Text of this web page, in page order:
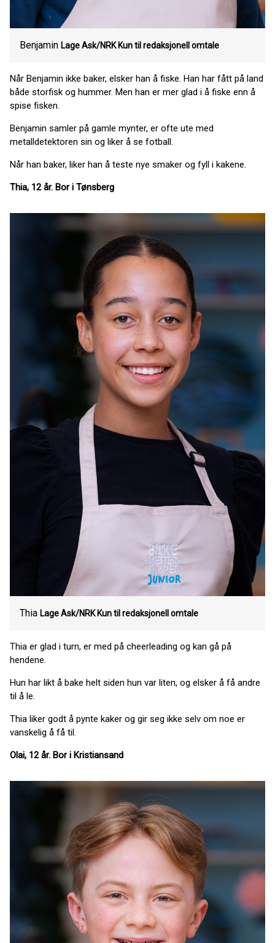
Benjamin Lage Ask/NRK Kun til redaksjonell omtale
Når Benjamin ikke baker, elsker han å fiske. Han har fått på land
både storfisk og hummer. Men han er mer glad i å fiske enn å
spise fisken.
Benjamin samler på gamle mynter, er ofte ute med
metalldetektoren sin og liker å se fotball.
Når han baker, liker han å teste nye smaker og fyll i kakene.
Thia, 12 år. Bor i Tønsberg
Thia Lage Ask/NRK Kun til redaksjonell omtale
Thia er glad i turn, er med på cheerleading og kan gå på
hendene.
Hun har likt å bake helt siden hun var liten, og elsker å få andre
til å le.
Thia liker godt å pynte kaker og gir seg ikke selv om noe er
vanskelig å få til.
Olai, 12 år. Bor i Kristiansand